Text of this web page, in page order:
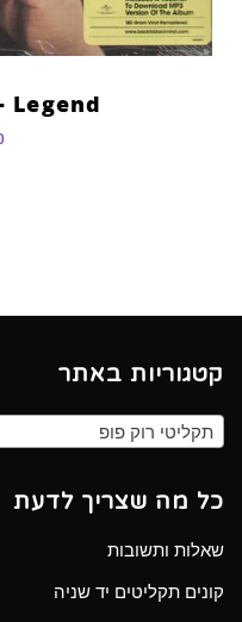
Legend
קטגוריות באתר
תקליטי רוק פופ
כל מה שצריך לדעת
שאלות ותשובות
קונים תקליטים יד שניה